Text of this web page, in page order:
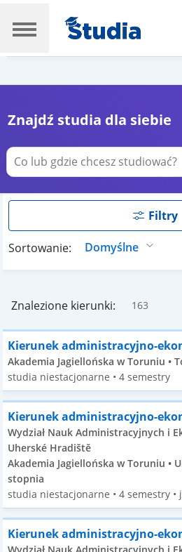
Znajdź studia dla siebie
Filtry
Sortowanie:
Znalezione kierunki: 163
Kierunek administracyjno-
Akademia Jagiellońska w Toruniu •
studia niestacjonarne • 4 semestry
Kierunek administracyjno-
Wydział Nauk Administracyjnych i
Uherské Hradiště
Akademia Jagiellońska w Toruniu •
stopnia
studia niestacjonarne • 4 semestry •
Kierunek administracyjno-